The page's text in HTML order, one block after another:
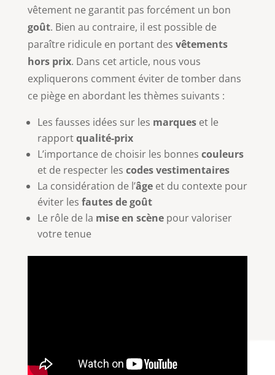
vêtement ne garantit pas forcément un bon
goût. Bien au contraire, il est possible de
paraître ridicule en portant des vêtements
hors prix. Dans cet article, nous vous
expliquerons comment éviter de tomber dans
ce piège en abordant les thèmes suivants :
Les fausses idées sur les marqueset le
rapportqualité-prix
L’importance de choisir les bonnes couleurs
et de respecter les codes vestimentaires
La considération de l’âgeet du contexte pour
éviter les fautes de goût
Le rôle de la mise en scènepour valoriser
votre tenue